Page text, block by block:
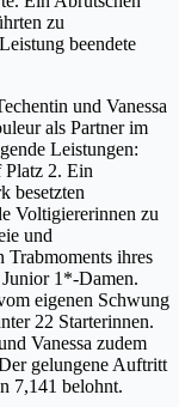
zu
beendete
und Vanessa
als Partner im
Leistungen:
Platz 2. Ein
besetzten
Voltigiererinnen zu
und
Trabmoments ihres
1*-Damen.
eigenen Schwung
22 Starterinnen.
Vanessa zudem
gelungene Auftritt
7,141 belohnt.